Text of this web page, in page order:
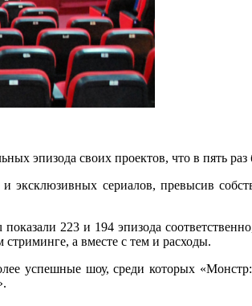
эпизода своих проектов, что в пять
сериалов, превысив
223 и 194 эпизода
стриминге, а вместе с тем и расходы.
успешные шоу, среди которых